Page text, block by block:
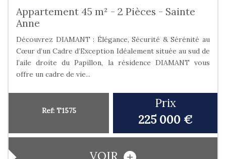
Appartement 45 m² - 2 Pièces - Sainte
Anne
Découvrez DIAMANT : Élégance, Sécurité & Sérénité au
Cœur d’un Cadre d’Exception Idéalement située au sud de
l’aile droite du Papillon, la résidence DIAMANT vous
offre un cadre de vie...
Ref: T1575
Prix
225 000 €
VOIR